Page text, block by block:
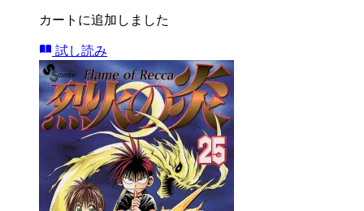
カートに追加しました
試し読み